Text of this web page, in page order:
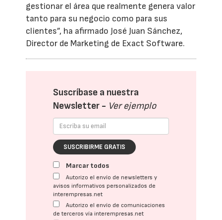
gestionar el área que realmente genera valor
tanto para su negocio como para sus
clientes”, ha afirmado José Juan Sánchez,
Director de Marketing de Exact Software.
Suscríbase a nuestra
Newsletter - Ver ejemplo
SUSCRIBIRME GRATIS
Marcar todos
Autorizo el envío de newsletters y
avisos informativos personalizados de
interempresas.net
Autorizo el envío de comunicaciones
de terceros vía interempresas.net